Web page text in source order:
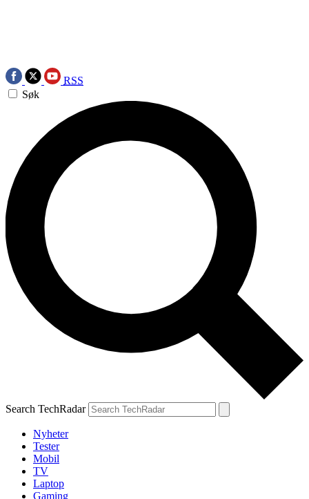
RSS
Søk
Search TechRadar
Nyheter
Tester
Mobil
TV
Laptop
Gaming